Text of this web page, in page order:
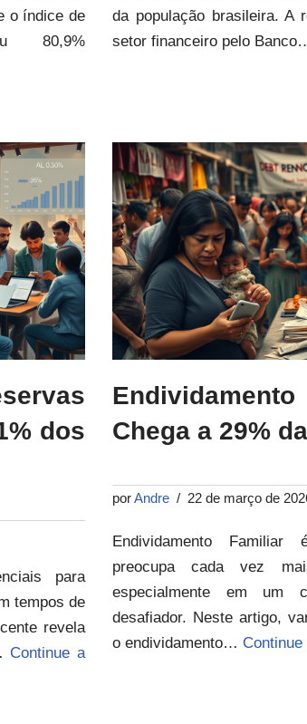
o índice de
80,9%
da população brasileira. A
setor financeiro pelo
dos
para
tempos de
revela
Continue a
Chega a 29%
porAndre 22 de março de
Endividamento
preocupa cada vez
especialmente em um
desafiador. Neste artigo,
o endividamento…